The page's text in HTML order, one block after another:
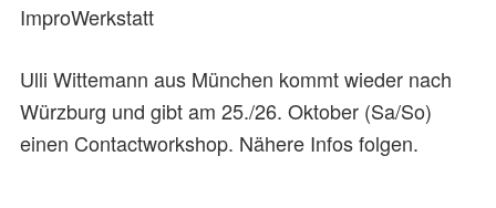
ImproWerkstatt
Ulli Wittemann aus München kommt wieder nach
Würzburg und gibt am 25./26. Oktober (Sa/So)
einen Contactworkshop. Nähere Infos folgen.